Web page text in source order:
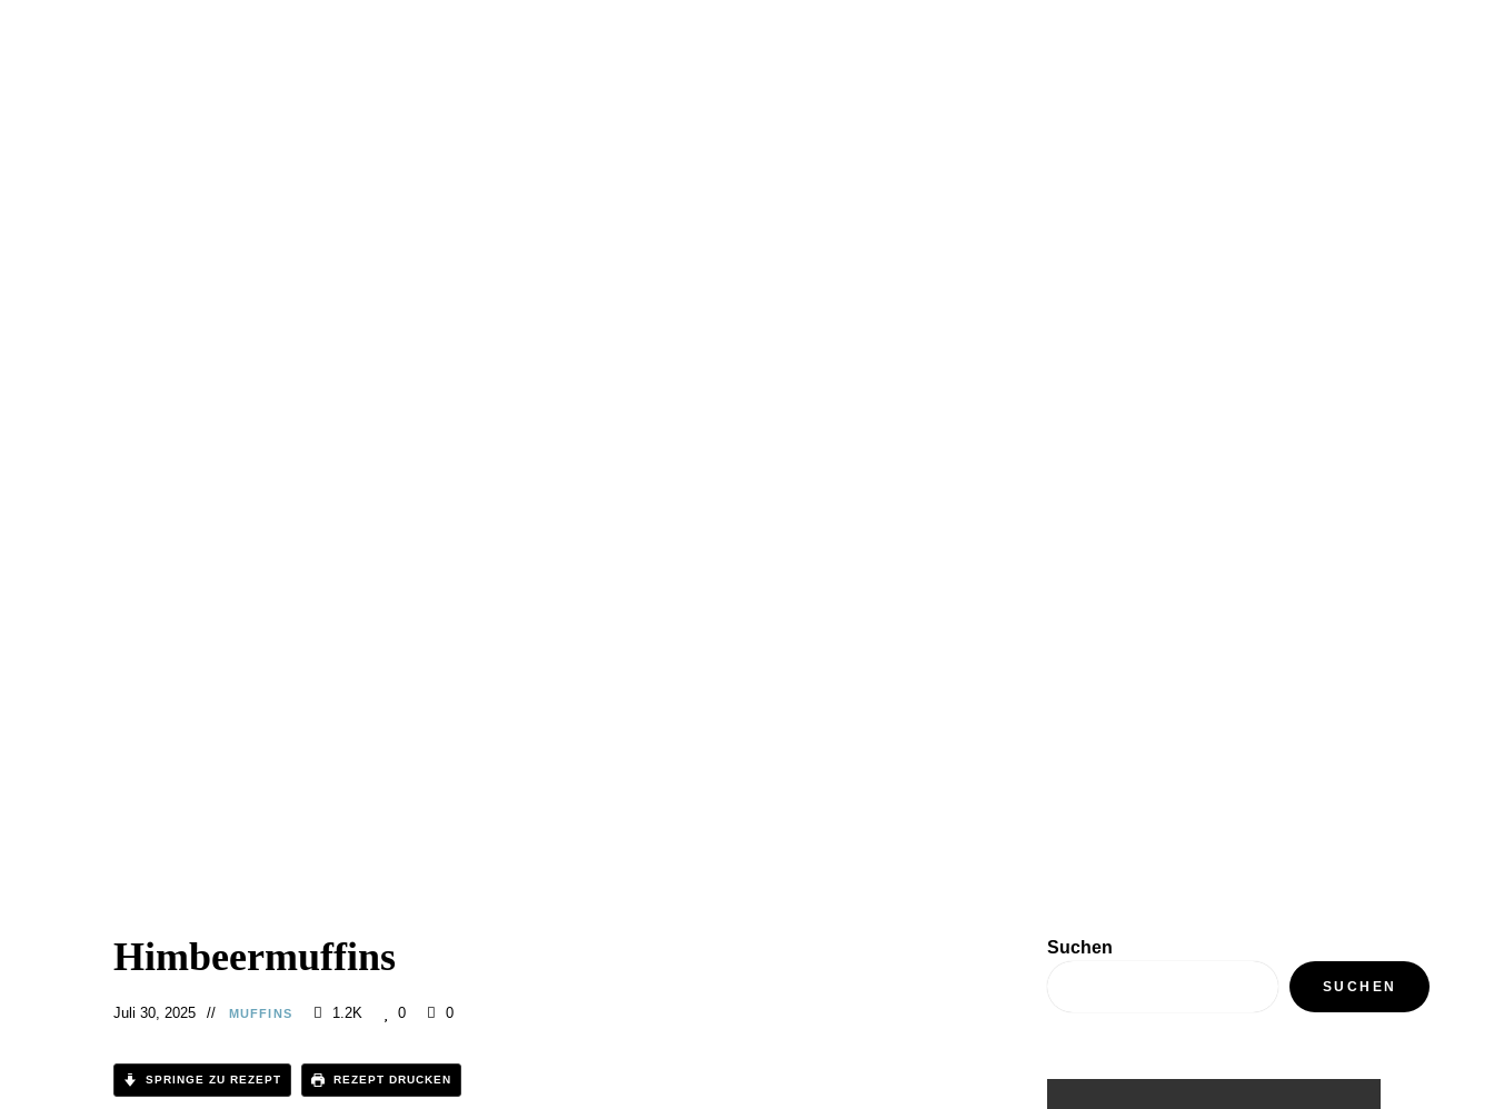
Himbeermuffins
Juli 30, 2025 MUFFINS 1.2K 0 0
SPRINGE ZU REZEPT REZEPT DRUCKEN
Suchen
SUCHEN